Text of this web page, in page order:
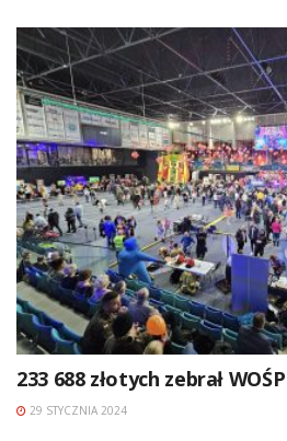
233 688 złotych zebrał
29 STYCZNIA 2024